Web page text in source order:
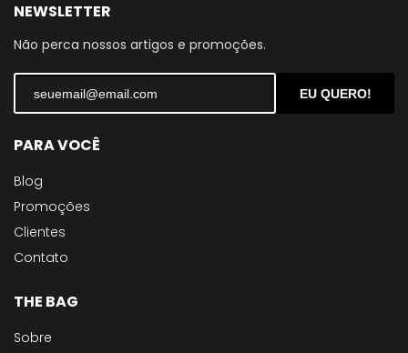
NEWSLETTER
Não perca nossos artigos e promoções.
EU QUERO!
PARA VOCÊ
Blog
Promoções
Clientes
Contato
THE BAG
Sobre